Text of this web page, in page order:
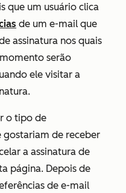
que um usuário clica
de um e-mail que
assinatura nos quais
serão
ele visitar a
o tipo de
gostariam de receber
a assinatura de
página. Depois de
de e-mail